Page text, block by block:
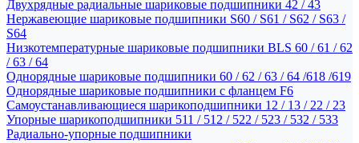
Двухрядные радиальные шариковые подшипники 42 / 43
Нержавеющие шариковые подшипники S60 / S61 / S62 / S63 /
S64
Низкотемпературные шариковые подшипники BLS 60 / 61 / 62
/ 63 / 64
Однорядные шариковые подшипники 60 / 62 / 63 / 64 /618 /619
Однорядные шариковые подшипники с фланцем F6
Самоустанавливающиеся шарикоподшипники 12 / 13 / 22 / 23
Упорные шарикоподшипники 511 / 512 / 522 / 523 / 532 / 533
Радиально-упорные подшипники